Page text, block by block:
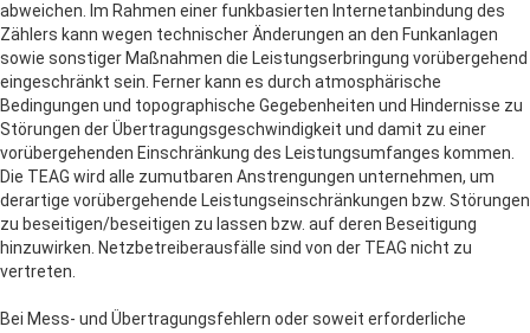
abweichen. Im Rahmen einer funkbasierten Internetanbindung des
Zählers kann wegen technischer Änderungen an den Funkanlagen
sowie sonstiger Maßnahmen die Leistungserbringung vorübergehend
eingeschränkt sein. Ferner kann es durch atmosphärische
Bedingungen und topographische Gegebenheiten und Hindernisse zu
Störungen der Übertragungsgeschwindigkeit und damit zu einer
vorübergehenden Einschränkung des Leistungsumfanges kommen.
Die TEAG wird alle zumutbaren Anstrengungen unternehmen, um
derartige vorübergehende Leistungseinschränkungen bzw. Störungen
zu beseitigen/beseitigen zu lassen bzw. auf deren Beseitigung
hinzuwirken. Netzbetreiberausfälle sind von der TEAG nicht zu
vertreten.
Bei Mess- und Übertragungsfehlern oder soweit erforderliche